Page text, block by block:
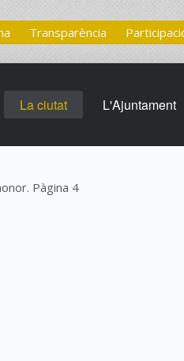
Transparència
La ciutat L'Ajuntament
Pàgina 4